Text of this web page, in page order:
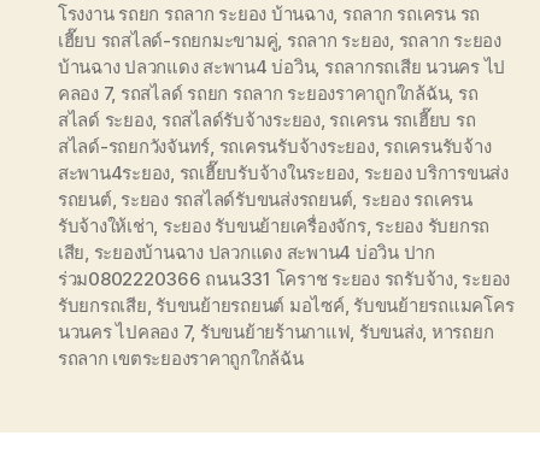
โรงงาน รถยก รถลาก ระยอง บ้านฉาง, รถลาก รถเครน รถ
เฮี๊ยบ รถสไลด์-รถยกมะขามคู่ รถลาก ระยอง รถลาก ระยอง
บ้านฉาง ปลวกแดง สะพาน4 บ่อวิน, รถลากรถเสีย นวนคร ไป
คลอง 7, รถสไลด์ รถยก รถลาก ระยองราคาถูกใกล้ฉัน, รถ
สไลด์ ระยอง, รถสไลด์รับจ้างระยอง, รถเครน รถเฮี๊ยบ รถ
สไลด์-รถยกวังจันทร์ รถเครนรับจ้างระยอง, รถเครนรับจ้าง
สะพาน4ระยอง รถเฮี๊ยบรับจ้างในระยอง ระยอง บริการขนส่ง
รถยนต์, ระยอง รถสไลด์รับขนส่งรถยนต์, ระยอง รถเครน
รับจ้างให้เช่า ระยอง รับขนย้ายเครื่องจักร, ระยอง รับยกรถ
เสีย ระยองบ้านฉาง ปลวกแดง สะพาน4 บ่อวิน ปาก
ร่วม0802220366 ถนน331 โคราช ระยอง รถรับจ้าง, ระยอง
รับยกรถเสีย รับขนย้ายรถยนต์ มอไซค์, รับขนย้ายรถแมคโคร
นวนคร ไปคลอง 7, รับขนย้ายร้านกาแฟ รับขนส่ง, หารถยก
รถลาก เขตระยองราคาถูกใกล้ฉัน